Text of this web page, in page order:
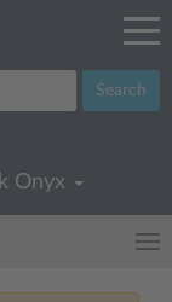
Search
Onyx